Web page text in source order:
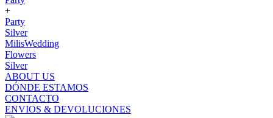
+
Party
Silver
MilisWedding
Flowers
Silver
ABOUT US
DÓNDE ESTAMOS
CONTACTO
ENVIOS & DEVOLUCIONES